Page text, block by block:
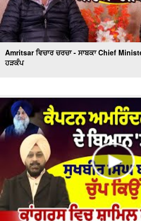
Amritsar ਵਿਚਾਰ ਚਰਚਾ - ਸਾਬਕਾ Chief
ਹੜਕੰਪ